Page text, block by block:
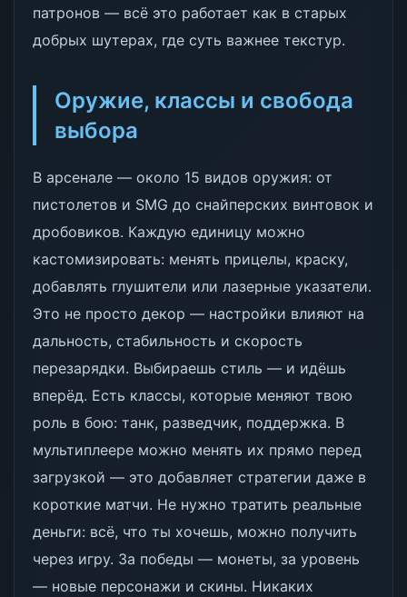
патронов — всё это работает как в старых
добрых шутерах, где суть важнее текстур.
Оружие, классы и свобода
выбора
В арсенале — около 15 видов оружия: от
пистолетов и SMG до снайперских винтовок и
дробовиков. Каждую единицу можно
кастомизировать: менять прицелы, краску,
добавлять глушители или лазерные указатели.
Это не просто декор — настройки влияют на
дальность, стабильность и скорость
перезарядки. Выбираешь стиль — и идёшь
вперёд. Есть классы, которые меняют твою
роль в бою: танк, разведчик, поддержка. В
мультиплеере можно менять их прямо перед
загрузкой — это добавляет стратегии даже в
короткие матчи. Не нужно тратить реальные
деньги: всё, что ты хочешь, можно получить
через игру. За победы — монеты, за уровень
— новые персонажи и скины. Никаких